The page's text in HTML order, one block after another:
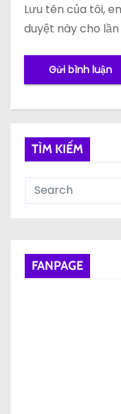
Lưu tên của tôi,
duyệt này cho
TÌM KIẾM
FANPAGE